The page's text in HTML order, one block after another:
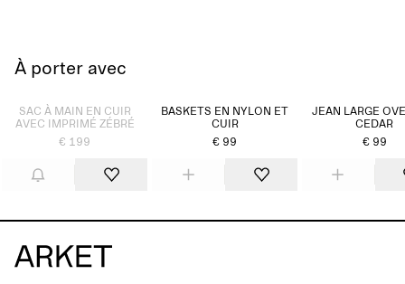
À porter avec
Épuisé
SAC À MAIN EN CUIR
AVEC IMPRIMÉ ZÉBRÉ
€ 199
BASKETS EN NYLON ET
CUIR
€ 99
JEAN LARGE
CEDAR
€ 99